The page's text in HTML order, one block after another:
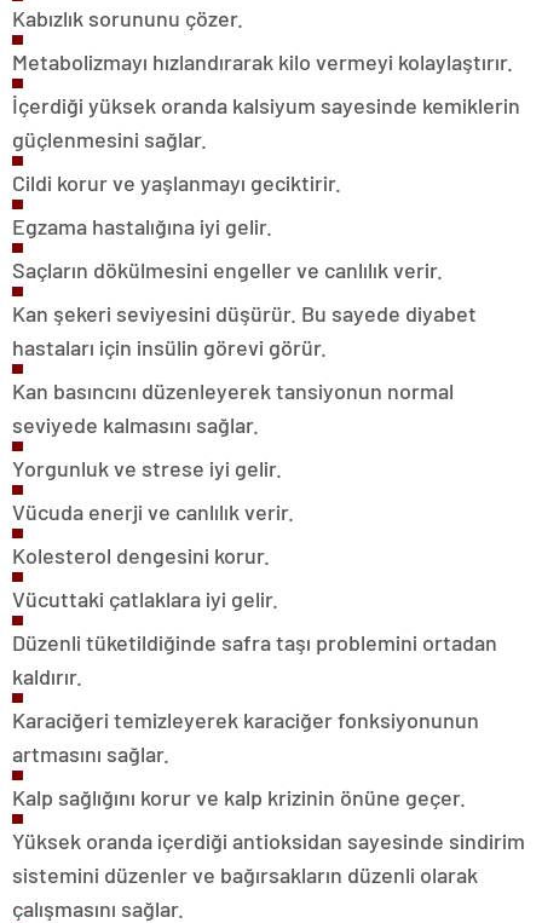
Kabızlık sorununu çözer.
Metabolizmayı hızlandırarak kilo vermeyi kolaylaştırır.
İçerdiği yüksek oranda kalsiyum sayesinde kemiklerin
güçlenmesini sağlar.
Cildi korur ve yaşlanmayı geciktirir.
Egzama hastalığına iyi gelir.
Saçların dökülmesini engeller ve canlılık verir.
Kan şekeri seviyesini düşürür. Bu sayede diyabet
hastaları için insülin görevi görür.
Kan basıncını düzenleyerek tansiyonun normal
seviyede kalmasını sağlar.
Yorgunluk ve strese iyi gelir.
Vücuda enerji ve canlılık verir.
Kolesterol dengesini korur.
Vücuttaki çatlaklara iyi gelir.
Düzenli tüketildiğinde safra taşı problemini ortadan
kaldırır.
Karaciğeri temizleyerek karaciğer fonksiyonunun
artmasını sağlar.
Kalp sağlığını korur ve kalp krizinin önüne geçer.
Yüksek oranda içerdiği antioksidan sayesinde sindirim
sistemini düzenler ve bağırsakların düzenli olarak
çalışmasını sağlar.